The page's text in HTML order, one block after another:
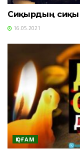
Сиқырдың сиқы
16.05.2021
ҚОҒАМ